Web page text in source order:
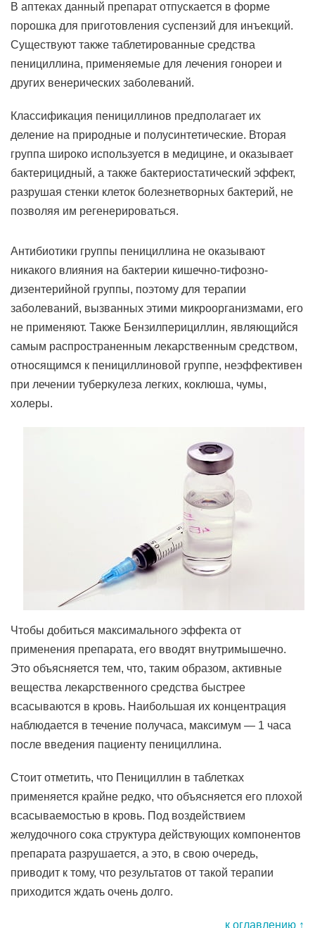
В аптеках данный препарат отпускается в форме
порошка для приготовления суспензий для инъекций.
Существуют также таблетированные средства
пенициллина, применяемые для лечения гонореи и
других венерических заболеваний.
Классификация пенициллинов предполагает их
деление на природные и полусинтетические. Вторая
группа широко используется в медицине, и оказывает
бактерицидный, а также бактериостатический эффект,
разрушая стенки клеток болезнетворных бактерий, не
позволяя им регенерироваться.
Антибиотики группы пенициллина не оказывают
никакого влияния на бактерии кишечно-тифозно-
дизентерийной группы, поэтому для терапии
заболеваний, вызванных этими микроорганизмами, его
не применяют. Также Бензилперициллин, являющийся
самым распространенным лекарственным средством,
относящимся к пенициллиновой группе, неэффективен
при лечении туберкулеза легких, коклюша, чумы,
холеры.
Чтобы добиться максимального эффекта от
применения препарата, его вводят внутримышечно.
Это объясняется тем, что, таким образом, активные
вещества лекарственного средства быстрее
всасываются в кровь. Наибольшая их концентрация
наблюдается в течение получаса, максимум — 1 часа
после введения пациенту пенициллина.
Стоит отметить, что Пенициллин в таблетках
применяется крайне редко, что объясняется его плохой
всасываемостью в кровь. Под воздействием
желудочного сока структура действующих компонентов
препарата разрушается, а это, в свою очередь,
приводит к тому, что результатов от такой терапии
приходится ждать очень долго.
к оглавлению ↑